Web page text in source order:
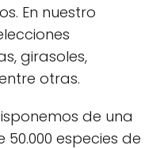
En nuestro
girasoles,
otras.
de una
50.000 especies de